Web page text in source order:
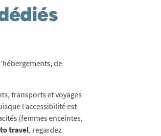
de
transports et voyages
l’accessibilité est
(femmes enceintes,
travel, regardez